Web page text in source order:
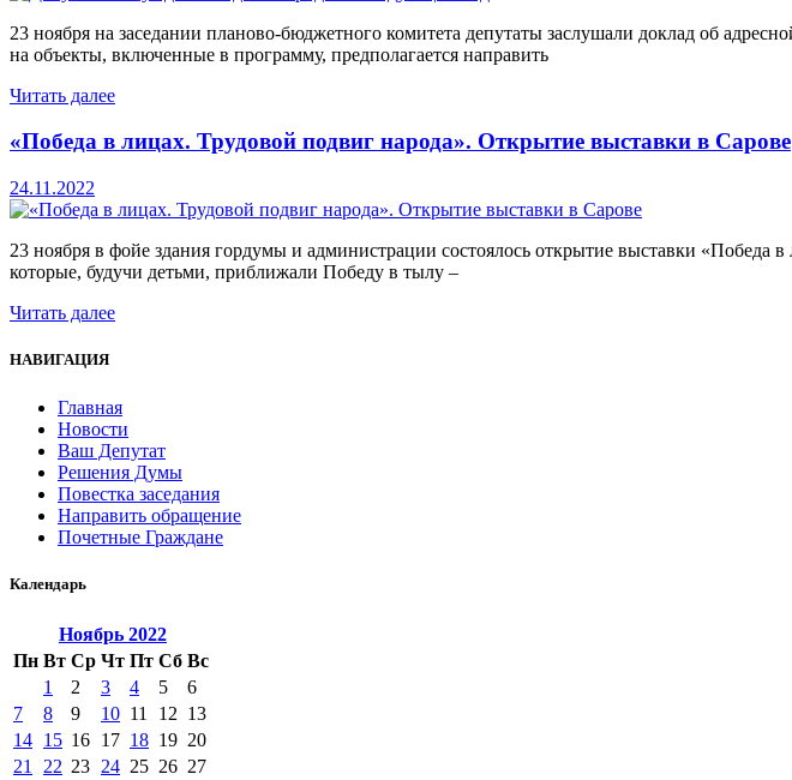
23 ноября на заседании планово-бюджетного комитета депутаты заслушали доклад об
на объекты, включенные в программу, предполагается направить
Читать далее
«Победа в лицах. Трудовой подвиг народа». Открытие выставки в Сарове
24.11.2022
23 ноября в фойе здания гордумы и администрации состоялось открытие выставки «Победа
которые, будучи детьми, приближали Победу в тылу –
Читать далее
НАВИГАЦИЯ
Главная
Новости
Ваш Депутат
Решения Думы
Повестка заседания
Направить обращение
Почетные Граждане
Календарь
Ноябрь 2022
Пн Вт Ср Чт Пт Сб Вс
1
2 3 4 5
6
7
8 9 10 11 12 13
14 15 16 17 18 19 20
21
22 23 24 25 26 27